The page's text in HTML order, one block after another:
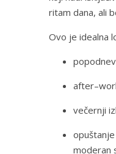
ritam dana, ali
Ovo je idealna
večernji
moderan